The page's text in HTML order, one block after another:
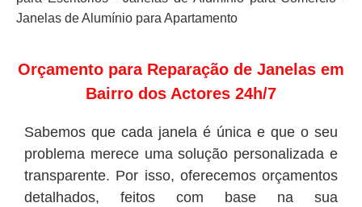
Janelas de Alumínio para Apartamento
Orçamento para Reparação de Janelas em
Bairro dos Actores 24h/7
Sabemos que cada janela é única e que o seu
problema merece uma solução personalizada e
transparente. Por isso, oferecemos orçamentos
detalhados, feitos com base na sua